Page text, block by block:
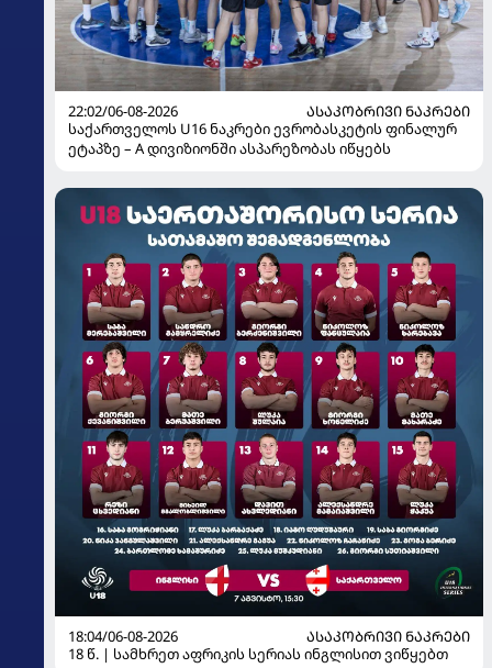
22:02/06-08-2026
ᲐᲡᲐᲙᲝᲑᲠᲘᲕᲘ ᲜᲐᲙᲠᲔᲑᲘ
საქართველოს U16 ნაკრები ევრობასკეტის ფინალურ
ეტაპზე – A დივიზიონში ასპარეზობას იწყებს
18:04/06-08-2026
ᲐᲡᲐᲙᲝᲑᲠᲘᲕᲘ ᲜᲐᲙᲠᲔᲑᲘ
18 წ. | სამხრეთ აფრიკის სერიას ინგლისით ვიწყებთ